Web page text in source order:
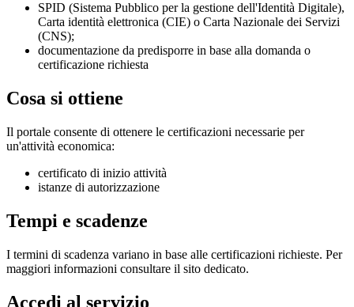
SPID (Sistema Pubblico per la gestione dell'Identità Digitale),
Carta identità elettronica (CIE) o Carta Nazionale dei Servizi
(CNS);
documentazione da predisporre in base alla domanda o
certificazione richiesta
Cosa si ottiene
Il portale consente di ottenere le certificazioni necessarie per
un'attività economica:
certificato di inizio attività
istanze di autorizzazione
Tempi e scadenze
I termini di scadenza variano in base alle certificazioni richieste. Per
maggiori informazioni consultare il sito dedicato.
Accedi al servizio